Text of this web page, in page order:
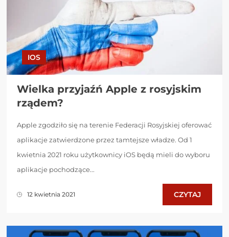
IOS
Wielka przyjaźń Apple z rosyjskim
rządem?
Apple zgodziło się na terenie Federacji Rosyjskiej oferować
aplikacje zatwierdzone przez tamtejsze władze. Od 1
kwietnia 2021 roku użytkownicy iOS będą mieli do wyboru
aplikacje pochodzące...
12 kwietnia 2021 CZYTAJ